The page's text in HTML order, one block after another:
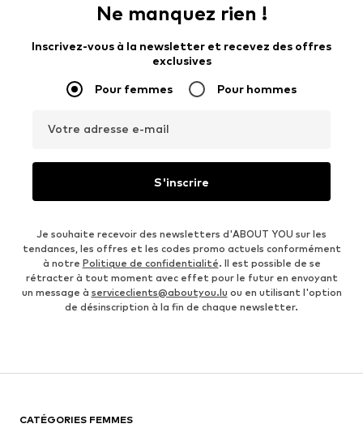
Ne manquez rien !
Inscrivez-vous à la newsletter et recevez des offres
exclusives
Pour femmes Pour hommes
Votre adresse e-mail
S'inscrire
Je souhaite recevoir des newsletters d'ABOUT YOU sur les
tendances, les offres et les codes promo actuels conformément
à notre Politique de confidentialité. Il est possible de se
rétracter à tout moment avec effet pour le futur en envoyant
un message à serviceclients@aboutyou.lu ou en utilisant l'option
de désinscription à la fin de chaque newsletter.
CATÉGORIES FEMMES